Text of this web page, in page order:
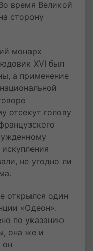
время Великой
сторону
монарх
XVI был
а применение
отсекут голову
не угодно ли
открылся один
«Одеон».
по указанию
она же и
он